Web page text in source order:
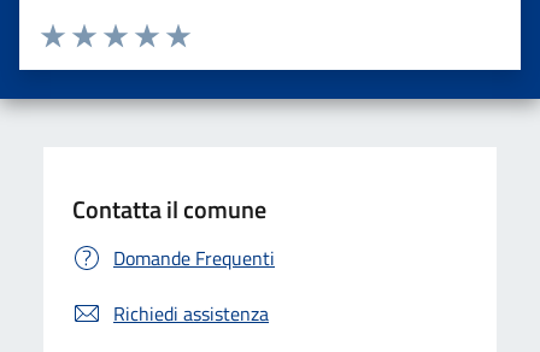
Valuta da 1 a 5 stelle la pagina
Valuta 5 stelle su 5
Valuta 4 stelle su 5
Valuta 3 stelle su 5
Valuta 2 stelle su 5
Valuta una stella su 5
Contatta il comune
Domande Frequenti
Richiedi assistenza